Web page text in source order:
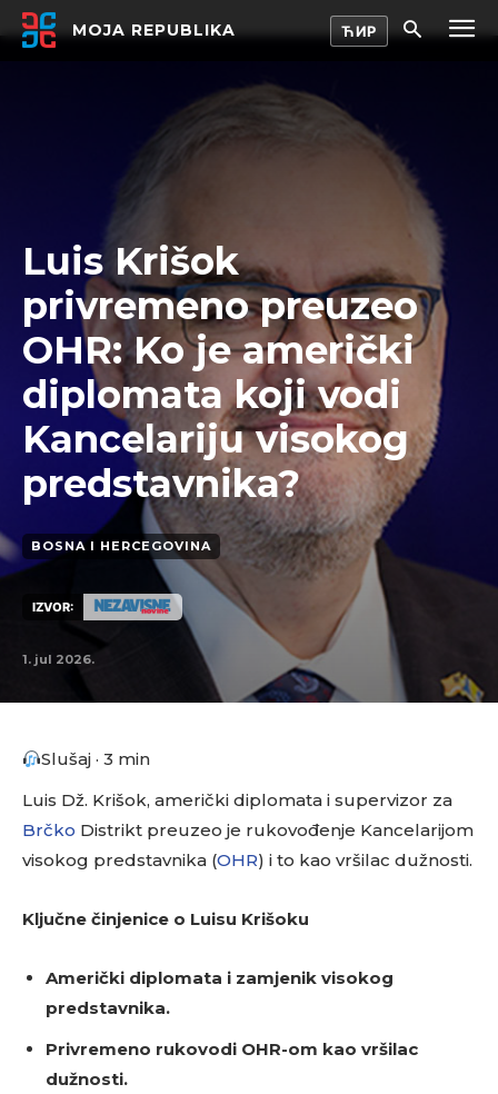
MOJA REPUBLIKA
Luis Krišok
privremeno preuzeo
OHR: Ko je američki
diplomata koji vodi
Kancelariju visokog
predstavnika?
BOSNA I HERCEGOVINA
IZVOR:
1. jul 2026.
Slušaj · 3 min
Luis Dž. Krišok, američki diplomata i supervizor za
Brčko Distrikt preuzeo je rukovođenje Kancelarijom
visokog predstavnika (OHR) i to kao vršilac dužnosti.
Ključne činjenice o Luisu Krišoku
Američki diplomata i zamjenik visokog
predstavnika.
Privremeno rukovodi OHR-om kao vršilac
dužnosti.